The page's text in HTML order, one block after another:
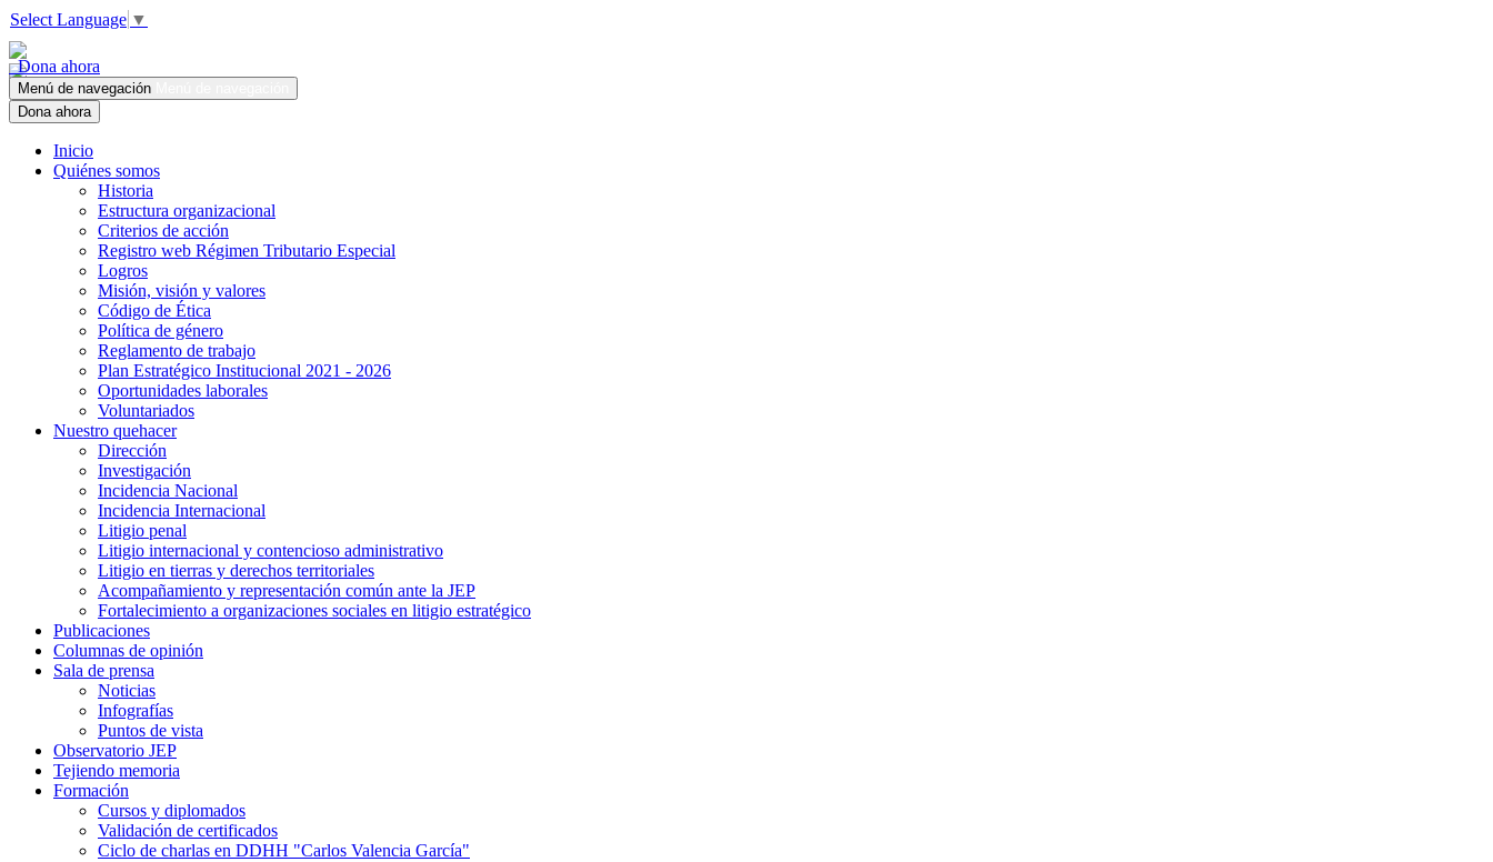
Select Language ▼
Dona ahora
Menú de navegación
Dona ahora
Inicio
Quiénes somos
Historia
Estructura organizacional
Criterios de acción
Registro web Régimen Tributario Especial
Logros
Misión, visión y valores
Código de Ética
Política de género
Reglamento de trabajo
Plan Estratégico Institucional 2021 - 2026
Oportunidades laborales
Voluntariados
Nuestro quehacer
Dirección
Investigación
Incidencia Nacional
Incidencia Internacional
Litigio penal
Litigio internacional y contencioso administrativo
Litigio en tierras y derechos territoriales
Acompañamiento y representación común ante la JEP
Fortalecimiento a organizaciones sociales en litigio estratégico
Publicaciones
Columnas de opinión
Sala de prensa
Noticias
Infografías
Puntos de vista
Observatorio JEP
Tejiendo memoria
Formación
Cursos y diplomados
Validación de certificados
Ciclo de charlas en DDHH "Carlos Valencia García"